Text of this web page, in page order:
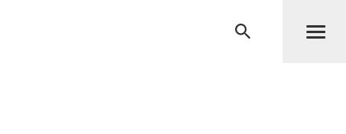
RECHERCHE